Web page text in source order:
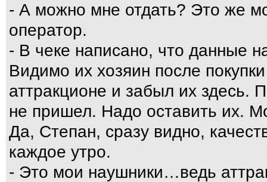
- А можно мне отдать? Это же
оператор.
- В чеке написано, что данные
Видимо их хозяин после
аттракционе и забыл их здесь.
не пришел. Надо оставить их.
Да, Степан, сразу видно,
каждое утро.
- Это мои наушники…ведь